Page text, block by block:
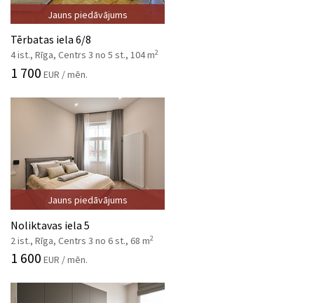
Jauns piedāvājums
Tērbatas iela 6/8
4 ist., Rīga, Centrs 3 no 5 st., 104 m2
1 700 EUR / mēn.
Jauns piedāvājums
Noliktavas iela 5
2 ist., Rīga, Centrs 3 no 6 st., 68 m2
1 600 EUR / mēn.